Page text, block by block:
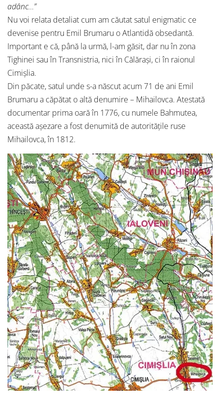
adânc…”
Nu voi relata detaliat cum am căutat satul enigmatic ce
devenise pentru Emil Brumaru o Atlantidă obsedantă.
Important e că, până la urmă, l-am găsit, dar nu în zona
Tighinei sau în Transnistria, nici în Călăraşi, ci în raionul
Cimişlia.
Din păcate, satul unde s-a născut acum 71 de ani Emil
Brumaru a căpătat o altă denumire – Mihailovca. Atestată
documentar prima oară în 1776, cu numele Bahmutea,
această aşezare a fost denumită de autorităţile ruse
Mihailovca, în 1812.